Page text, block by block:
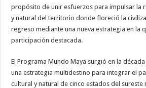
propósito de unir esfuerzos para impulsar la
y natural del territorio donde floreció la
regreso mediante una nueva estrategia en la
participación destacada.
El Programa Mundo Maya surgió en la
una estrategia multidestino para integrar el
cultural y natural de cinco estados del